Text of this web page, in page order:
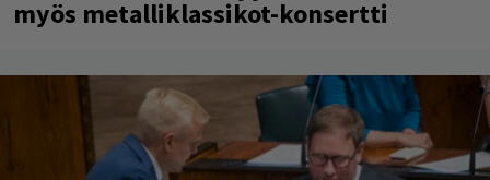
myös metalliklassikot-konsertti